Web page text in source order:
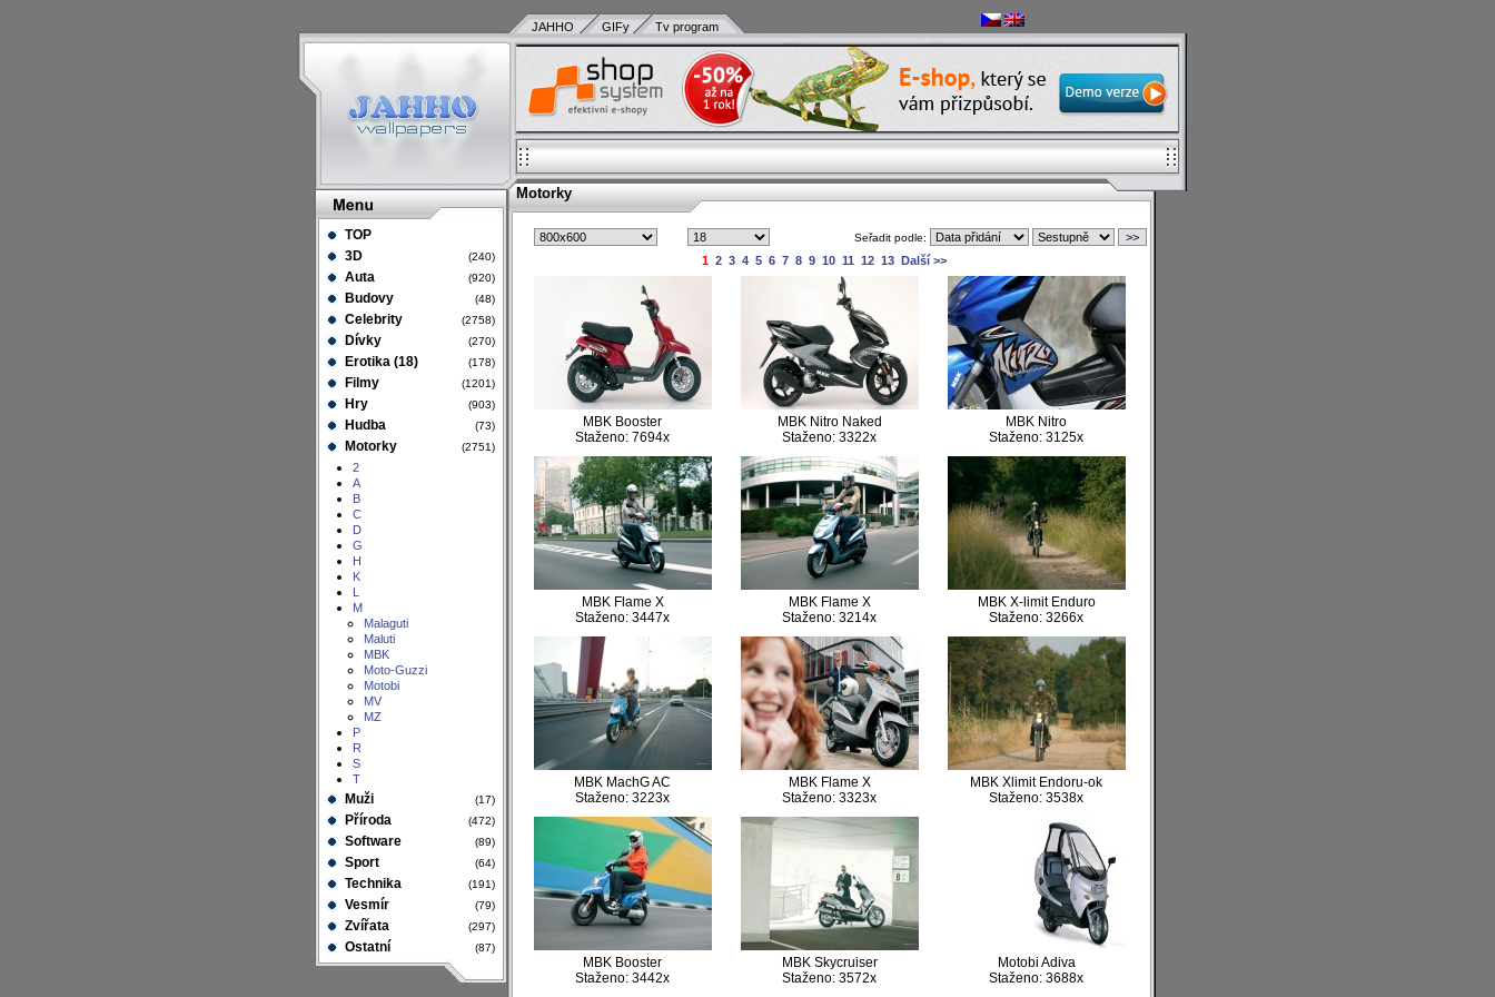
TOP
3D
(240)
Auta (920)
Budovy (48)
Celebrity (2758)
Dívky (270)
Erotika (18) (178)
Filmy (1201)
Hry (903)
Hudba (73)
Motorky (2751)
2
A
B
C
D
G
H
K
L
M
Malaguti
Maluti
MBK
Moto-Guzzi
Motobi
MV
MZ
P
R
S
T
Muži (17)
Příroda (472)
Software (89)
Sport (64)
Technika (191)
Vesmír (79)
Zvířata (297)
Ostatní (87)
JAHHO GIFy Tv program
Motorky
Seřadit podle:
1 2 3 4 5 6 7 8 9 10 11 12 13 Další >>
MBK Booster
Staženo: 7694x
MBK Nitro Naked
Staženo: 3322x
MBK Nitro
Staženo: 3125x
MBK Flame X
Staženo: 3447x
MBK Flame X
Staženo: 3214x
MBK X-limit Enduro
Staženo: 3266x
MBK MachG AC
Staženo: 3223x
MBK Flame X
Staženo: 3323x
MBK Xlimit Endoru-ok
Staženo: 3538x
MBK Booster
Staženo: 3442x
MBK Skycruiser
Staženo: 3572x
Motobi Adiva
Staženo: 3688x